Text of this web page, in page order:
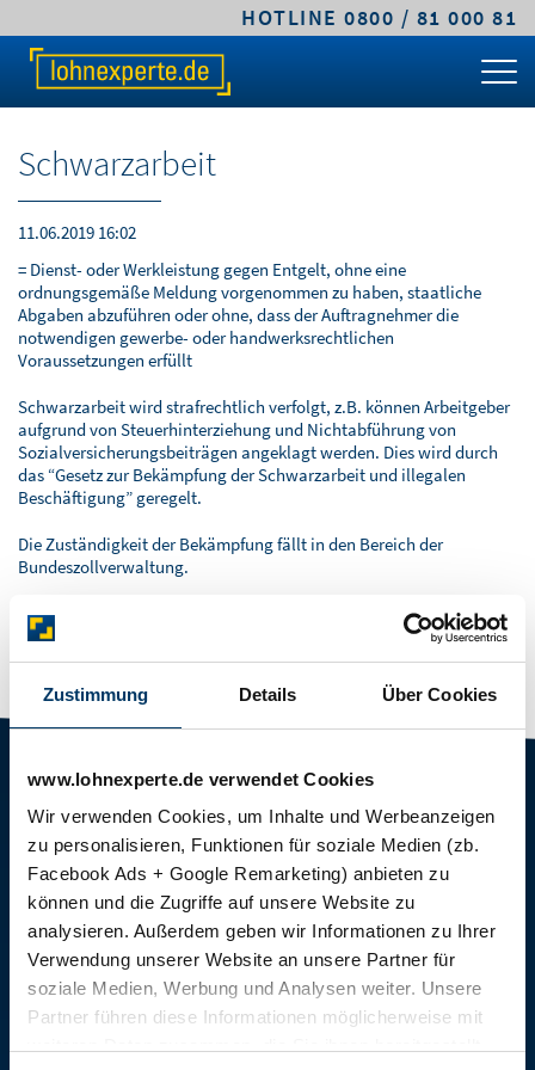
Zustimmung Details Über Cookies
www.lohnexperte.de verwendet Cookies
Wir verwenden Cookies, um Inhalte und Werbeanzeigen
zu personalisieren, Funktionen für soziale Medien (zb.
Facebook Ads + Google Remarketing) anbieten zu
können und die Zugriffe auf unsere Website zu
analysieren. Außerdem geben wir Informationen zu Ihrer
Verwendung unserer Website an unsere Partner für
soziale Medien, Werbung und Analysen weiter. Unsere
Partner führen diese Informationen möglicherweise mit
HOTLINE 0800 / 81 000 81
Schwarzarbeit
11.06.2019 16:02
= Dienst- oder Werkleistung gegen Entgelt, ohne eine
ordnungsgemäße Meldung vorgenommen zu haben, staatliche
Abgaben abzuführen oder ohne, dass der Auftragnehmer die
notwendigen gewerbe- oder handwerksrechtlichen
Voraussetzungen erfüllt
Schwarzarbeit wird strafrechtlich verfolgt, z.B. können Arbeitgeber
aufgrund von Steuerhinterziehung und Nichtabführung von
Sozialversicherungsbeiträgen angeklagt werden. Dies wird durch
das “Gesetz zur Bekämpfung der Schwarzarbeit und illegalen
Beschäftigung” geregelt.
Die Zuständigkeit der Bekämpfung fällt in den Bereich der
Bundeszollverwaltung.
Letzte Aktualisierung:
Alle Angaben ohne Gewähr.
classic.LOHN
comfort.LOHN
cloud.LOHN
premium.LOHN
Steuerberater & Kanzleien
Baulohnabrechnung für
Steuerberater
Digitale Lohnabrechnung
Consulting für Steuerberater /
Kanzleien
TARIFE & LÖSUNGEN
PREIS-RECHNER
TARIFVERGLEICH
KLEINE UND MITTLERE UNTERNEHMEN
MITTELSTANDS- UND
GROSSUNTERNEHMEN
ÖFFENTLICHER DIENST / VERWALTUNG
STEUERBERATER & KANZLEIEN
BAULOHNABRECHNUNG FÜR
KLEINE UND MITTLERE UNTERNEHMEN
CLASSIC.LOHN
COMFORT.LOHN
COMFORT.BAULOHN
CLOUD.LOHN
MITTELSTANDS- UND GROSSUNTERNEHMEN
PREMIUM.LOHN
PREMIUM.SYSTEM
FACHWISSEN
GEHALTSRECHNER
ARBEITGEBERKOSTEN
PFÄNDUNGSRECHNER
UMLAGEPFLICHT
FRISTENRECHNER
PKW-SACHBEZUG
ONLINEKURS
BLOG
ÜBER LOHNEXPERTE
LEISTUNGEN
ABLAUF & VORTEILE
SICHERHEIT & VERTRAUEN
DIGITALE LOHNABRECHNUNG
WARUM LOHNEXPERTE.DE?
AGB & TARIFE
JOBS